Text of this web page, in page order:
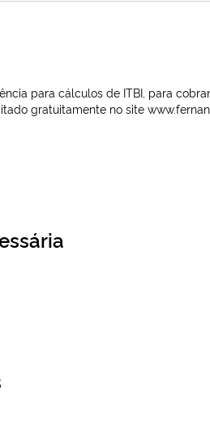
para cálculos de ITBI, para
gratuitamente no site